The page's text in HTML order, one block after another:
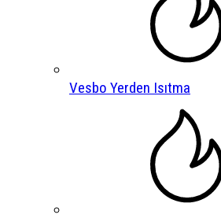
Vesbo Yerden Isıtma